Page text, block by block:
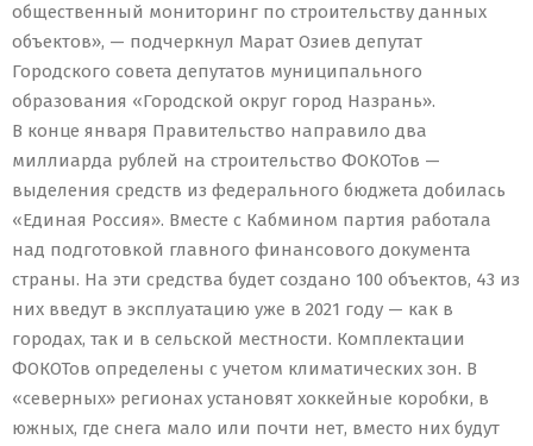
общественный мониторинг по строительству данных
объектов», — подчеркнул Марат Озиев депутат
Городского совета депутатов муниципального
образования «Городской округ город Назрань».
В конце января Правительство направило два
миллиарда рублей на строительство ФОКОТов —
выделения средств из федерального бюджета добилась
«Единая Россия». Вместе с Кабмином партия работала
над подготовкой главного финансового документа
страны. На эти средства будет создано 100 объектов, 43 из
них введут в эксплуатацию уже в 2021 году — как в
городах, так и в сельской местности. Комплектации
ФОКОТов определены с учетом климатических зон. В
«северных» регионах установят хоккейные коробки, в
южных, где снега мало или почти нет, вместо них будут